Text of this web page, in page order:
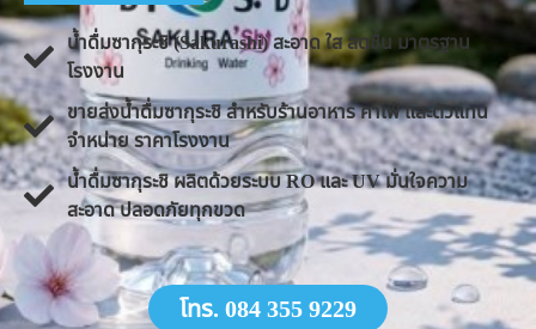
น้ำดื่มซากุระชิ (Sakurashi) สะอาด ใส สดชื่น มาตรฐาน
โรงงาน
ขายส่งน้ำดื่มซากุระชิ สำหรับร้านอาหาร คาเฟ่ และตัวแทน
จำหน่าย ราคาโรงงาน
น้ำดื่มซากุระชิ ผลิตด้วยระบบ RO และ UV มั่นใจความ
สะอาด ปลอดภัยทุกขวด
โทร. 084 355 9229